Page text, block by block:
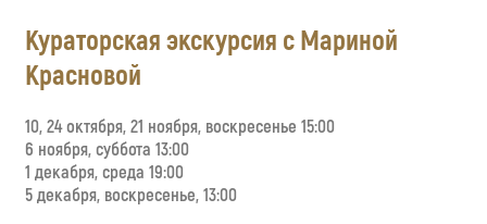
Кураторская экскурсия с Мариной
Красновой
10, 24 октября, 21 ноября, воскресенье 15:00
6 ноября, суббота 13:00
1 декабря, среда 19:00
5 декабря, воскресенье, 13:00